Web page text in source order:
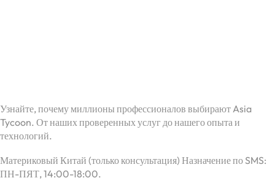
Узнайте, почему миллионы профессионалов выбирают Asia
Tycoon. От наших проверенных услуг до нашего опыта и
технологий.
Материковый Китай (только консультация) Назначение по SMS:
ПН-ПЯТ, 14:00-18:00.